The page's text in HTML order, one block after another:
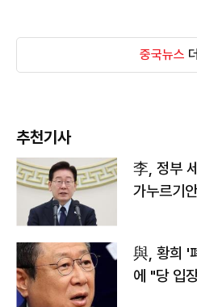
중국뉴스
추천기사
李, 정부
가누르기
與, 황희 '
에 "당 입